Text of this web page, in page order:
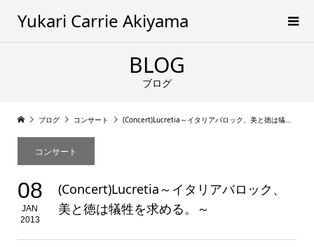
Yukari Carrie Akiyama
BLOG
ブログ
ブログ コンサート (Concert)Lucretia～イタリアバロック、美と徳は犠牲を求める。～
コンサート
08
JAN
2013
(Concert)Lucretia～イタリアバロック、
美と徳は犠牲を求める。～